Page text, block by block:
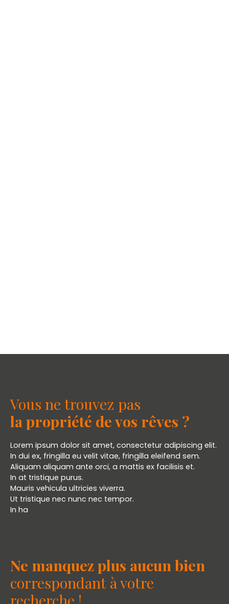
Vous ne trouvez pas
la propriété de vos rêves ?
Lorem ipsum dolor sit amet, consectetur adipiscing elit.
In dui ex, fringilla eu velit vitae, fringilla eleifend sem.
Aliquam aliquam ante orci, a mattis ex facilisis et.
In at tristique purus.
Mauris vehicula ultricies viverra.
Ut tristique nec nunc nec tempor.
In ha
Ne manquez plus aucun bien
correspondant à votre
recherche !